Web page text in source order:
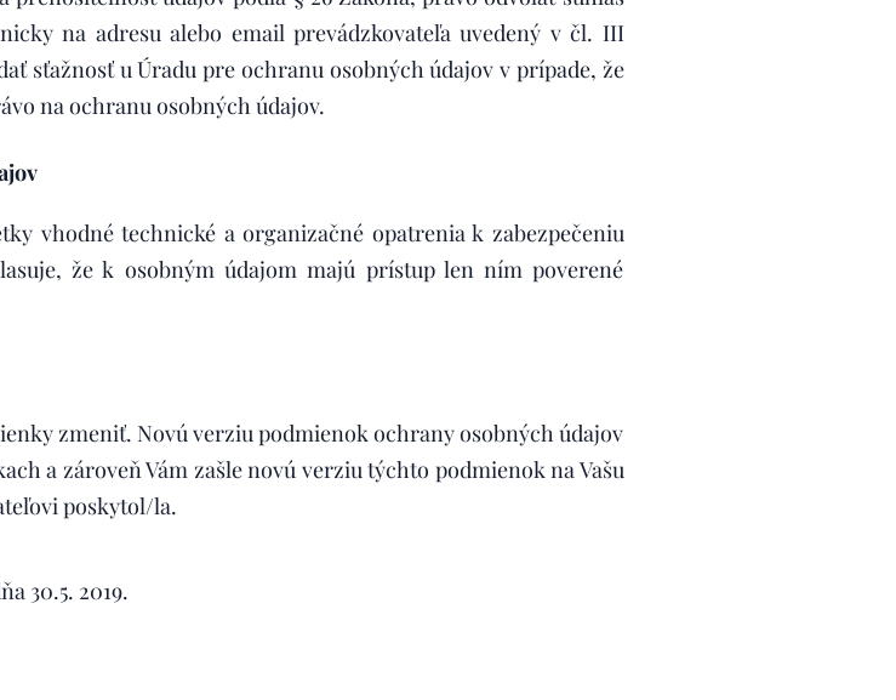
na adresu alebo email prevádzkovateľa uvedený v čl. III
sťažnosť u Úradu pre ochranu osobných údajov v prípade, že
na ochranu osobných údajov.
vhodné technické a organizačné opatrenia k zabezpečeniu
že k osobným údajom majú prístup len ním poverené
zmeniť. Novú verziu podmienok ochrany osobných údajov
a zároveň Vám zašle novú verziu týchto podmienok na Vašu
poskytol/la.
dňa 30.5. 2019.